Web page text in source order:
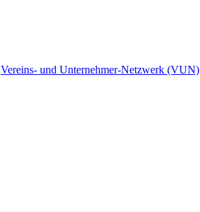
Vereins- und Unternehmer-Netzwerk (VUN)